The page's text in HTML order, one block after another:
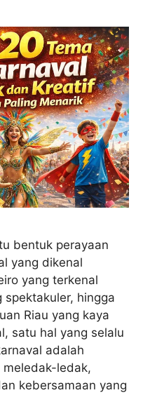
bentuk perayaan
yang dikenal
yang terkenal
spektakuler, hingga
Riau yang kaya
satu hal yang selalu
adalah
meledak-ledak,
kebersamaan yang